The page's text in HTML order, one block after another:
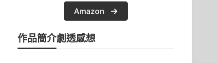
Amazon
作品簡介劇透感想